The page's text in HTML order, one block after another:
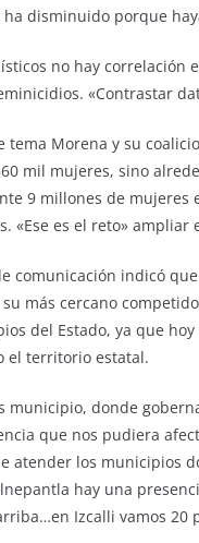
disminuido porque
no hay correlación
«Contrastar
tema Morena y su
mil mujeres, sino
9 millones de
«Ese es el reto» ampliar
comunicación indicó
más cercano
del Estado, ya que
el territorio estatal.
municipio, donde
que nos pudiera
atender los municipios
hay una
Izcalli vamos 20